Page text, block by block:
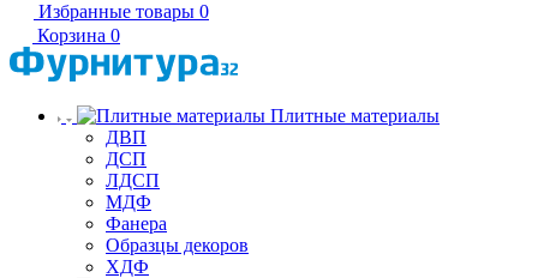
Избранные товары 0
Корзина 0
Плитные материалы
ДВП
ДСП
ЛДСП
МДФ
Фанера
Образцы декоров
ХДФ